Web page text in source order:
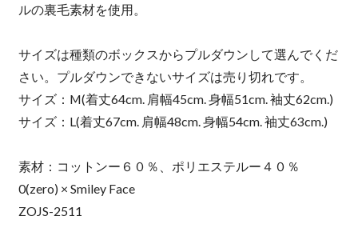
ルの裏毛素材を使用。
サイズは種類のボックスからプルダウンして選んでくだ
さい。プルダウンできないサイズは売り切れです。
サイズ：M(着丈64cm. 肩幅45cm. 身幅51cm. 袖丈62cm.)
サイズ：L(着丈67cm. 肩幅48cm. 身幅54cm. 袖丈63cm.)
素材：コットンー６０％、ポリエステルー４０％
0(zero) × Smiley Face
ZOJS-2511